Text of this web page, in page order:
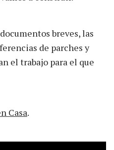
breves, las
de parches y
el trabajo para el que
Casa.